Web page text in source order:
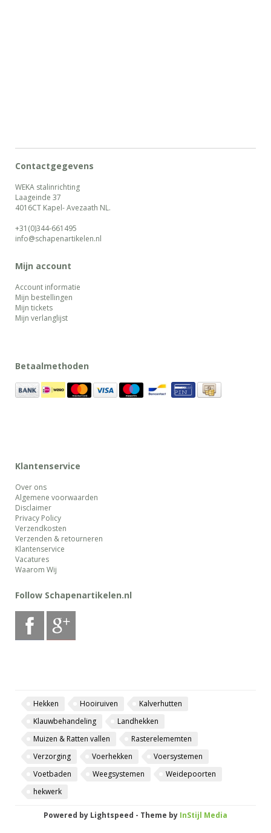
Contactgegevens
WEKA stalinrichting
Laageinde 37
4016CT Kapel- Avezaath NL.
+31(0)344-661495
info@schapenartikelen.nl
Mijn account
Account informatie
Mijn bestellingen
Mijn tickets
Mijn verlanglijst
Betaalmethoden
Klantenservice
Over ons
Algemene voorwaarden
Disclaimer
Privacy Policy
Verzendkosten
Verzenden & retourneren
Klantenservice
Vacatures
Waarom Wij
Follow Schapenartikelen.nl
Hekken Hooiruiven
Kalverhutten
Klauwbehandeling
Landhekken
Muizen & Ratten vallen
Rasterelememten
Verzorging
Voerhekken
Voersystemen
Voetbaden
Weegsystemen
Weidepoorten
hekwerk
Powered by Lightspeed - Theme by InStijl Media